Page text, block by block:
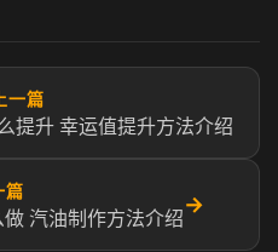
上一篇
提升 幸运值提升方法介绍
篇
汽油制作方法介绍
→